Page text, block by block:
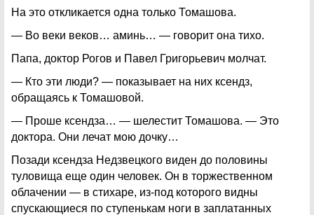
На это откликается одна только Томашова.
— Во веки веков… аминь… — говорит она тихо.
Папа, доктор Рогов и Павел Григорьевич молчат.
— Кто эти люди? — показывает на них ксендз,
обращаясь к Томашовой.
— Проше ксендза… — шелестит Томашова. — Это
доктора. Они лечат мою дочку…
Позади ксендза Недзвецкого виден до половины
туловища еще один человек. Он в торжественном
облачении — в стихаре, из-под которого видны
спускающиеся по ступенькам ноги в заплатанных